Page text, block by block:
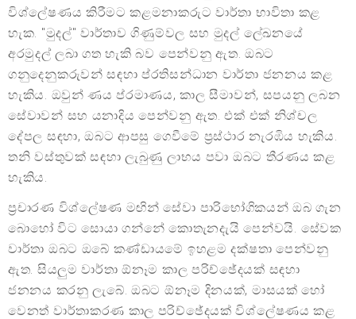
විශ්ලේෂණය කිරීමට කළමනාකරුට වාර්තා භාවිතා කළ
හැක. "මුදල්" වාර්තාව ගිණුම්වල සහ මුදල් ලේඛනයේ
අරමුදල් ලබා ගත හැකි බව පෙන්වනු ඇත. ඔබට
ගනුදෙනුකරුවන් සඳහා ප්රතිසන්ධාන වාර්තා ජනනය කළ
හැකිය. ඔවුන් ණය ප්රමාණය, කාල සීමාවන්, සපයනු ලබන
සේවාවන් සහ යනාදිය පෙන්වනු ඇත. එක් එක් නිශ්චල
දේපල සඳහා, ඔබට ආපසු ගෙවීමේ ප්‍රස්ථාර නැරඹිය හැකිය.
තනි වස්තුවක් සඳහා ලැබුණු ලාභය පවා ඔබට තීරණය කළ
හැකිය.
ප්‍රචාරණ විශ්ලේෂණ මඟින් සේවා පාරිභෝගිකයන් ඔබ ගැන
බොහෝ විට සොයා ගන්නේ කොතැනදැයි පෙන්වයි. සේවක
වාර්තා ඔබට ඔබේ කණ්ඩායමේ ඉහළම දක්ෂතා පෙන්වනු
ඇත. සියලුම වාර්තා ඕනෑම කාල පරිච්ඡේදයක් සඳහා
ජනනය කරනු ලැබේ. ඔබට ඕනෑම දිනයක්, මාසයක් හෝ
වෙනත් වාර්තාකරණ කාල පරිච්ඡේදයක් විශ්ලේෂණය කළ